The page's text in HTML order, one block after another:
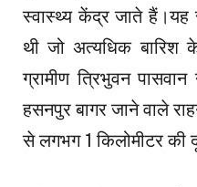
स्वास्थ्य केंद्र जाते
थी जो अत्यधिक बारिश
ग्रामीण त्रिभुवन
हसनपुर बागर जाने वाले
से लगभग 1 किलोमीटर की